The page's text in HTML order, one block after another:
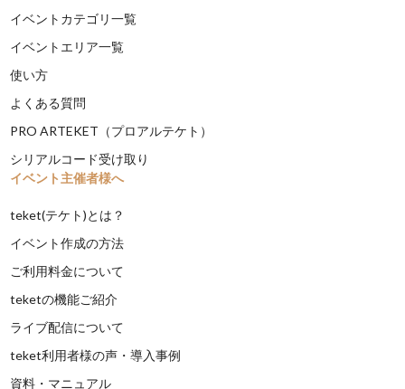
イベントカテゴリ一覧
イベントエリア一覧
使い方
よくある質問
PRO ARTEKET（プロアルテケト）
シリアルコード受け取り
イベント主催者様へ
teket(テケト)とは？
イベント作成の方法
ご利用料金について
teketの機能ご紹介
ライブ配信について
teket利用者様の声・導入事例
資料・マニュアル